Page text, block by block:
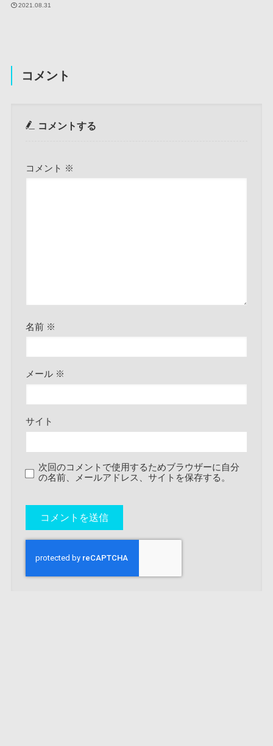
2021.08.31
コメント
コメントする
コメント ※
名前 ※
メール ※
サイト
次回のコメントで使用するためブラウザーに自分
の名前、メールアドレス、サイトを保存する。